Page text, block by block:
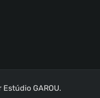
Estúdio GAROU.